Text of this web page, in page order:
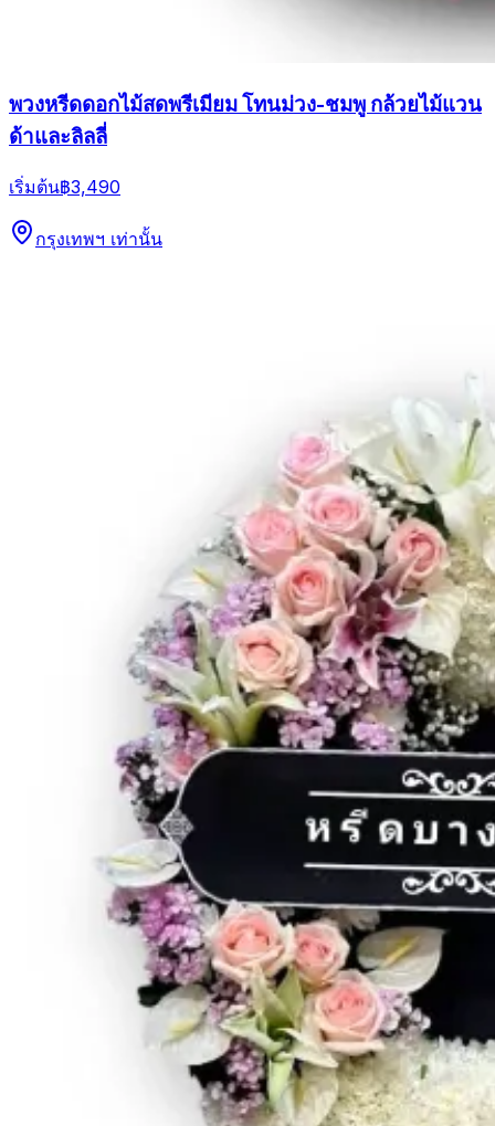
พวงหรีดดอกไม้สดพรีเมียม โทนม่วง-ชมพู กล้วยไม้แวน
ด้าและลิลลี่
เริ่มต้น฿3,490
กรุงเทพฯ เท่านั้น